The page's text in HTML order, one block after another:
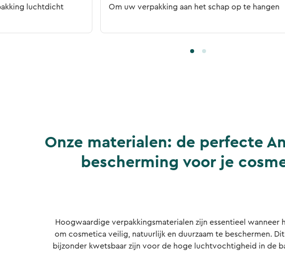
luchtdicht
Om uw verpakking aan het schap op te hangen
Onze materialen: de perfecte
bescherming voor je
Hoogwaardige verpakkingsmaterialen zijn essentieel wanneer
om cosmetica veilig, natuurlijk en duurzaam te beschermen.
bijzonder kwetsbaar zijn voor de hoge luchtvochtigheid in de